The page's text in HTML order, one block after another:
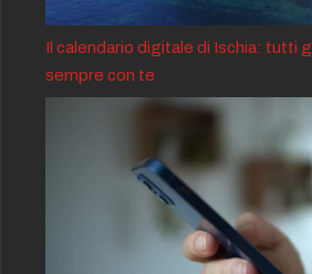
Il calendario digitale di Ischia: tutti
sempre con te